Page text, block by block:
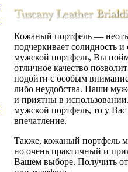
Кожаный портфель —
подчеркивает солидность
мужской портфель, Вы
отличное качество
подойти с особым
либо неудобства. Наши
и приятны в
мужской портфель, то у Вас
впечатление.
Также, кожаный портфель
но очень практичный и
Вашем выборе. Получить